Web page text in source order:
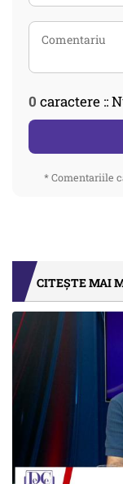
0 caractere ::
* Comentariile
CITEȘTE MAI